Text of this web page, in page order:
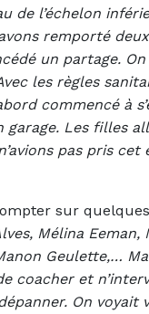
de l’échelon
remporté
un partage. On
les règles
commencé à
garage. Les filles
pas pris cet
sur
Mélina Eeman,
Geulette,…
coacher et
On voyait